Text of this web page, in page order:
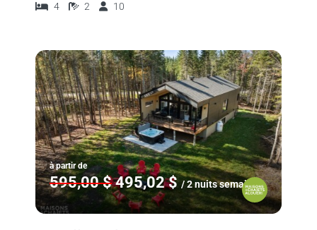
4 2 10
à partir de
595,00 $ 495,02 $ / 2 nuits semaine